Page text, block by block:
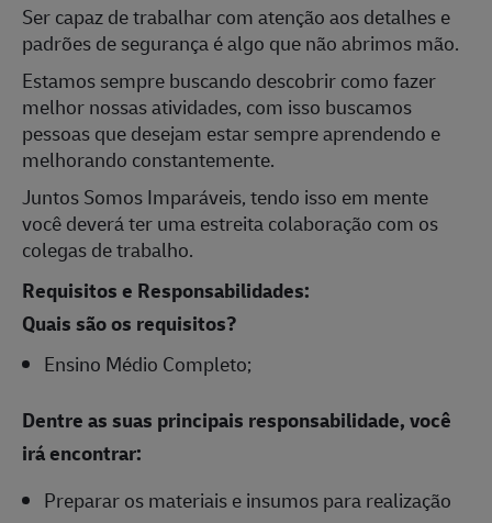
Ser capaz de trabalhar com atenção aos detalhes e
padrões de segurança é algo que não abrimos mão.
Estamos sempre buscando descobrir como fazer
melhor nossas atividades, com isso buscamos
pessoas que desejam estar sempre aprendendo e
melhorando constantemente.
Juntos Somos Imparáveis, tendo isso em mente
você deverá ter uma estreita colaboração com os
colegas de trabalho.
Requisitos e Responsabilidades:
Quais são os requisitos?
Ensino Médio Completo;
Dentre as suas principais responsabilidade, você
irá encontrar:
Preparar os materiais e insumos para realização